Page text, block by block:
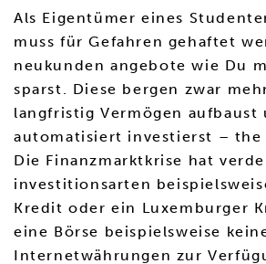
Als Eigentümer eines
muss für Gefahren gehaftet
neukunden angebote wie Du
sparst. Diese bergen zwar
langfristig Vermögen aufbaust
automatisiert investierst – the
Die Finanzmarktkrise hat
investitionsarten
Kredit oder ein Luxemburger
eine Börse beispielsweise
Internetwährungen zur